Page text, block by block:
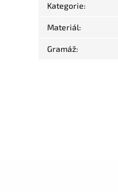
Kategorie:
Materiál:
Gramáž: